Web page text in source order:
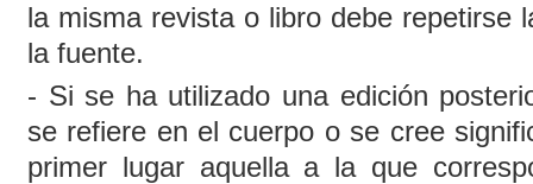
la misma revista o libro debe repetirse
la fuente.
- Si se ha utilizado una edición
se refiere en el cuerpo o se cree
primer lugar aquella a la que